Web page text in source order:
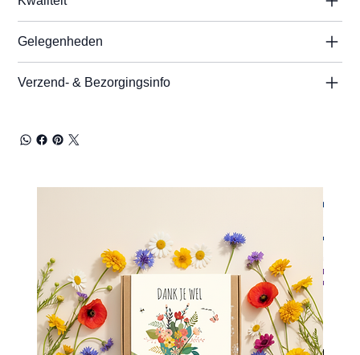
Gelegenheden
Verzend- & Bezorgingsinfo